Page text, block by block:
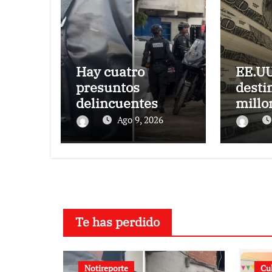
Hay cuatro
presuntos
delincuentes
abatidosAgo 9, 2026
Te has perdido
Notireporte